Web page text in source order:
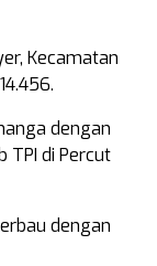
Kecamatan
dengan
TPI di Percut
dengan